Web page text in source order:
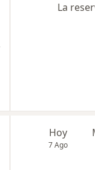
La
Hoy
7 Ago